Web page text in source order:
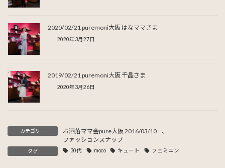
2020/02/21 puremoni大阪 はなママさま
2020年3月27日
2019/02/21 puremoni大阪 千晶さま
2020年3月26日
カテゴリー お洒落ママ会pure大阪 2016/03/10
、
ファッションスナップ
タグ 30代 moco キュート フェミニン